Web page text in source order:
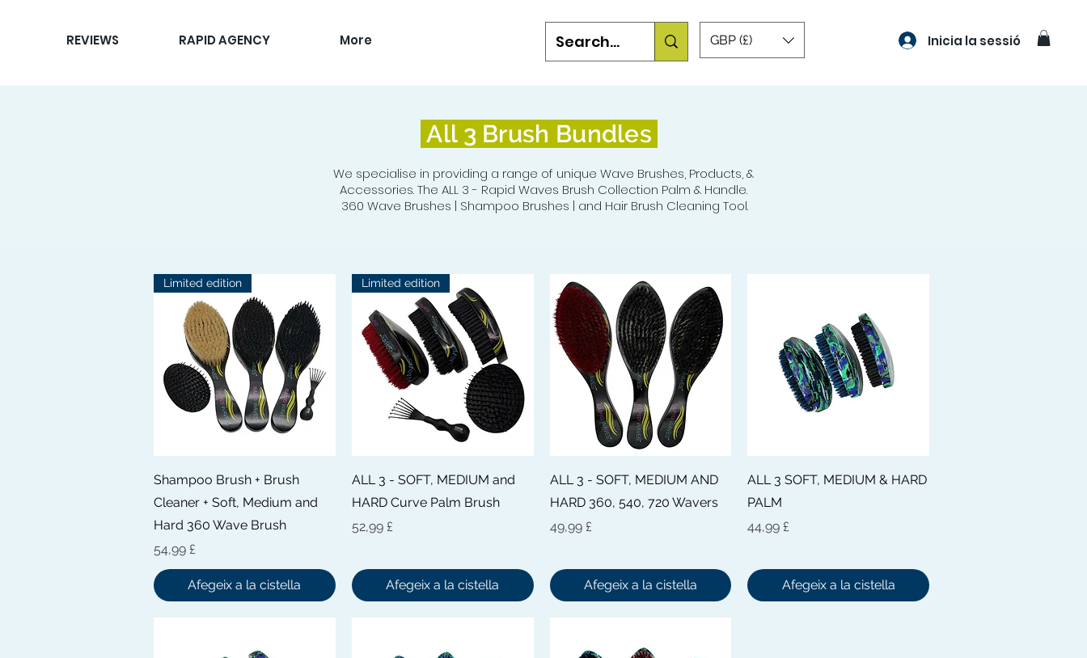
REVIEWS RAPID AGENCY More GBP (£) Inicia la sessió
All 3 Brush Bundles
We specialise in providing a range of unique Wave Brushes, Products, &
Accessories. The ALL 3 - Rapid Waves Brush Collection Palm & Handle.
360 Wave Brushes | Shampoo Brushes | and Hair Brush Cleaning Tool.
Visualització ràpida
Limited edition
Shampoo Brush + Brush
Cleaner + Soft, Medium and
Hard 360 Wave Brush
Preu
54,99 £
Afegeix a la cistella
Visualització ràpida
Limited edition
ALL 3 - SOFT, MEDIUM and
HARD Curve Palm Brush
Preu
52,99 £
Afegeix a la cistella
Visualització ràpida
ALL 3 - SOFT, MEDIUM AND
HARD 360, 540, 720 Wavers
Preu
49,99 £
Afegeix a la cistella
Visualització ràpida
ALL 3 SOFT, MEDIUM & HARD
PALM
Preu
44,99 £
Afegeix a la cistella